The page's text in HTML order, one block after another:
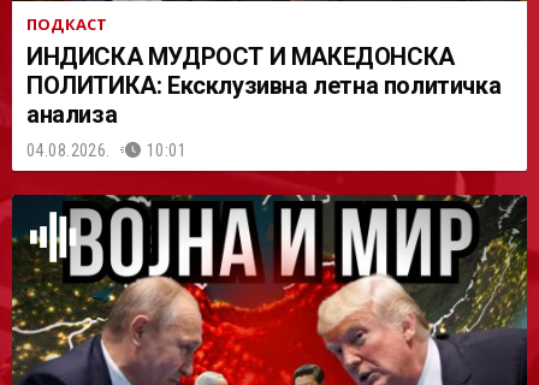
ПОДКАСТ
ИНДИСКА МУДРОСТ И МАКЕДОНСКА
ПОЛИТИКА: Ексклузивна летна политичка
анализа
04.08.2026. 10:01